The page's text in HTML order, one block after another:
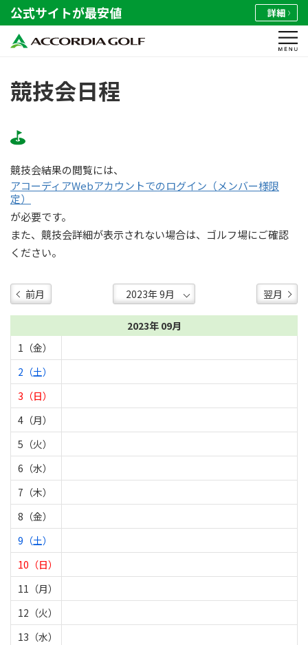
公式サイトが最安値 詳細
競技会日程
競技会結果の閲覧には、
アコーディアWebアカウントでのログイン（メンバー様限
定）
が必要です。
また、競技会詳細が表示されない場合は、ゴルフ場にご確認
ください。
前月 翌月
2023年 09月
1（金）
2（土）
3（日）
4（月）
5（火）
6（水）
7（木）
8（金）
9（土）
10（日）
11（月）
12（火）
13（水）